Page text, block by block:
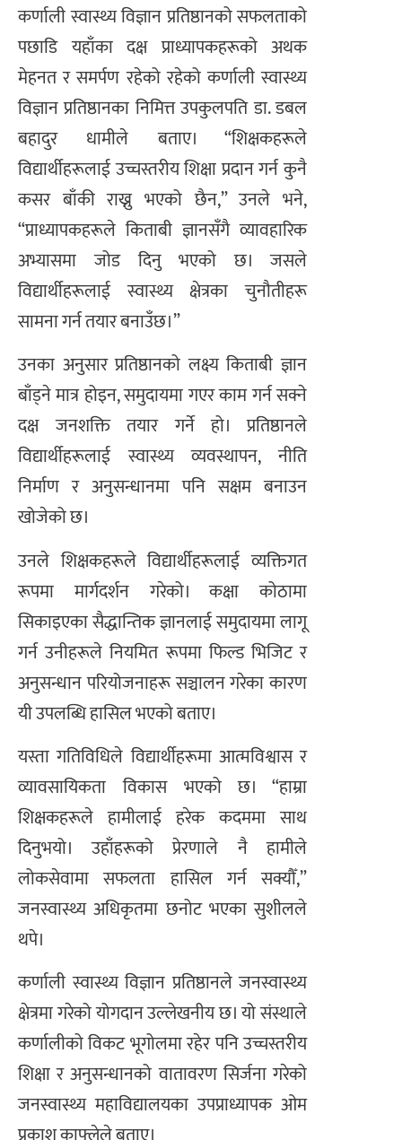
कर्णाली स्वास्थ्य विज्ञान प्रतिष्ठानको सफलताको
पछाडि यहाँका दक्ष प्राध्यापकहरूको अथक
मेहनत र समर्पण रहेको रहेको कर्णाली स्वास्थ्य
विज्ञान प्रतिष्ठानका निमित्त उपकुलपति डा. डबल
बहादुर धामीले बताए। “शिक्षकहरूले
विद्यार्थीहरूलाई उच्चस्तरीय शिक्षा प्रदान गर्न कुनै
कसर बाँकी राख्नु भएको छैन,” उनले भने,
“प्राध्यापकहरूले किताबी ज्ञानसँगै व्यावहारिक
अभ्यासमा जोड दिनु भएको छ। जसले
विद्यार्थीहरूलाई स्वास्थ्य क्षेत्रका चुनौतीहरू
सामना गर्न तयार बनाउँछ।”
उनका अनुसार प्रतिष्ठानको लक्ष्य किताबी ज्ञान
बाँड्ने मात्र होइन, समुदायमा गएर काम गर्न सक्ने
दक्ष जनशक्ति तयार गर्ने हो। प्रतिष्ठानले
विद्यार्थीहरूलाई स्वास्थ्य व्यवस्थापन, नीति
निर्माण र अनुसन्धानमा पनि सक्षम बनाउन
खोजेको छ।
उनले शिक्षकहरूले विद्यार्थीहरूलाई व्यक्तिगत
रूपमा मार्गदर्शन गरेको। कक्षा कोठामा
सिकाइएका सैद्धान्तिक ज्ञानलाई समुदायमा लागू
गर्न उनीहरूले नियमित रूपमा फिल्ड भिजिट र
अनुसन्धान परियोजनाहरू सञ्चालन गरेका कारण
यी उपलब्धि हासिल भएको बताए।
यस्ता गतिविधिले विद्यार्थीहरूमा आत्मविश्वास र
व्यावसायिकता विकास भएको छ। “हाम्रा
शिक्षकहरूले हामीलाई हरेक कदममा साथ
दिनुभयो। उहाँहरूको प्रेरणाले नै हामीले
लोकसेवामा सफलता हासिल गर्न सक्यौँ,”
जनस्वास्थ्य अधिकृतमा छनोट भएका सुशीलले
थपे।
कर्णाली स्वास्थ्य विज्ञान प्रतिष्ठानले जनस्वास्थ्य
क्षेत्रमा गरेको योगदान उल्लेखनीय छ। यो संस्थाले
कर्णालीको विकट भूगोलमा रहेर पनि उच्चस्तरीय
शिक्षा र अनुसन्धानको वातावरण सिर्जना गरेको
जनस्वास्थ्य महाविद्यालयका उपप्राध्यापक ओम